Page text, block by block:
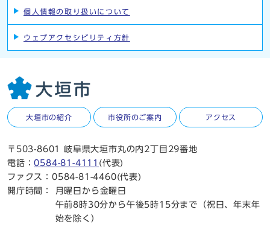
個人情報の取り扱いについて
ウェブアクセシビリティ方針
大垣市の紹介 市役所のご案内 アクセス
〒503-8601 岐阜県大垣市丸の内2丁目29番地
電話：0584-81-4111 (代表)
ファクス：0584-81-4460(代表)
開庁時間：
月曜日から金曜日
午前8時30分から午後5時15分まで（祝日、年末年
始を除く）